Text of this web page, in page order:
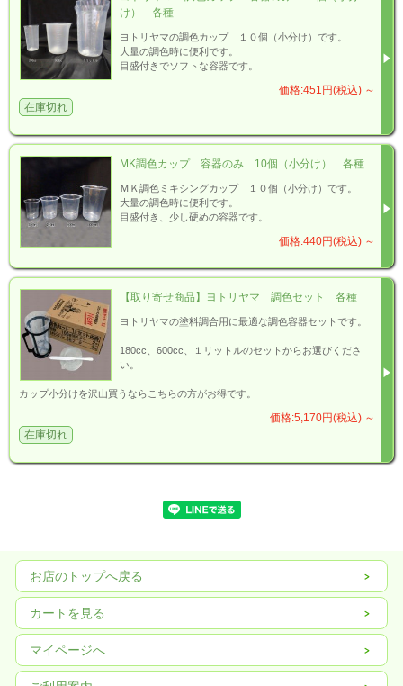
け） 各種
ヨトリヤマの調色カップ １０個（小分け）です。
大量の調色時に便利です。
目盛付きでソフトな容器です。
価格:451円(税込) ～
在庫切れ
MK調色カップ 容器のみ 10個（小分け） 各種
ＭＫ調色ミキシングカップ １０個（小分け）です。
大量の調色時に便利です。
目盛付き、少し硬めの容器です。
価格:440円(税込) ～
【取り寄せ商品】ヨトリヤマ 調色セット 各種
ヨトリヤマの塗料調合用に最適な調色容器セットです。
180cc、600cc、１リットルのセットからお選びくださ
い。
カップ小分けを沢山買うならこちらの方がお得です。
価格:5,170円(税込) ～
在庫切れ
お店のトップへ戻る
カートを見る
マイページへ